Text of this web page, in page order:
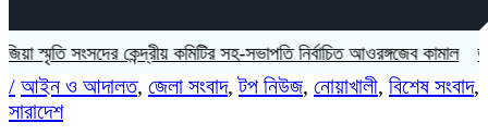
সংসদের কেন্দ্রীয় কমিটির সহ-সভাপতি নির্বাচিত আওরঙ্গজেব কামাল
/ আইন ও আদালত, জেলা সংবাদ,টপ নিউজ, নোয়াখালী, বিশেষ সংবাদ,
সারাদেশ